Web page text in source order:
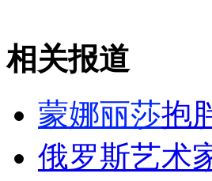
山西运城恶犬咬伤多人 警民合
女孩北京地铁殴打老人 痛下狠
相关报道
蒙娜丽莎抱
俄罗斯艺术